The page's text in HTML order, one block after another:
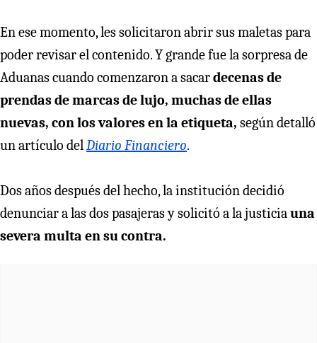
En ese momento, les solicitaron abrir sus maletas para
poder revisar el contenido. Y grande fue la sorpresa de
Aduanas cuando comenzaron a sacardecenas de
prendas de marcas de lujo, muchas de ellas
nuevas, con los valores en la etiqueta, según detalló
un artículo delDiario Financiero.
Dos años después del hecho, la institución decidió
denunciar a las dos pasajeras y solicitó a la justiciauna
severa multa en su contra.